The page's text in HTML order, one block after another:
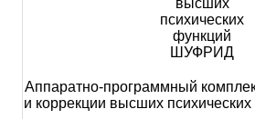
Аппаратно-программный
и коррекции высших